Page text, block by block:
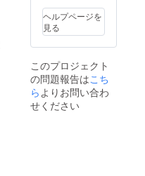
ヘルプページを
見る
このプロジェクト
の問題報告はこち
らよりお問い合わ
せください